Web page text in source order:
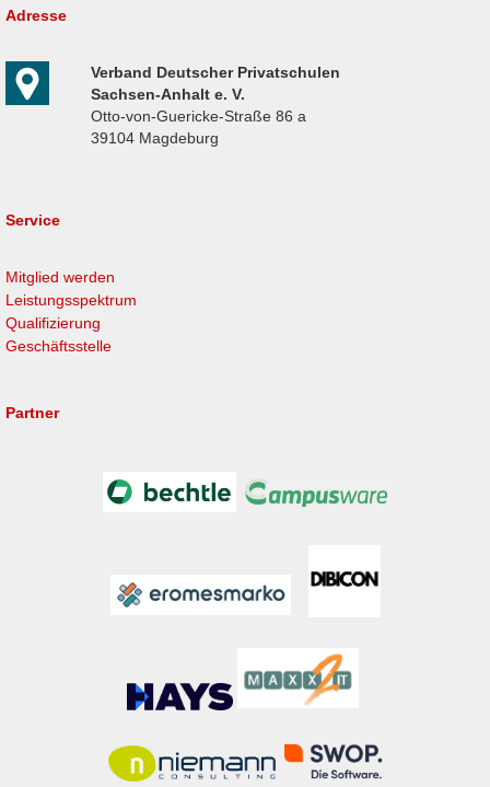
Adresse
Verband Deutscher Privatschulen
Sachsen-Anhalt e. V.
Otto-von-Guericke-Straße 86 a
39104 Magdeburg
Service
Mitglied werden
Leistungsspektrum
Qualifizierung
Geschäftsstelle
Partner